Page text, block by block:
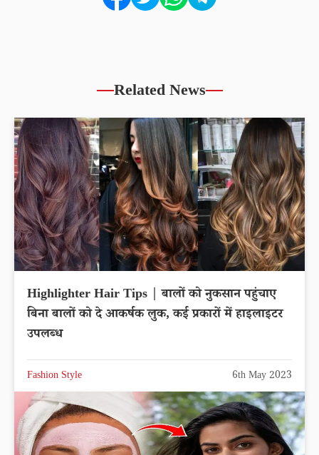
Related News
Highlighter Hair Tips | बालों को नुकसान पहुंचाए
बिना बालों को दे आकर्षक लुक, कई प्रकारों में हाइलाइटर
उपलब्ध
Fashion Style 6th May 2023